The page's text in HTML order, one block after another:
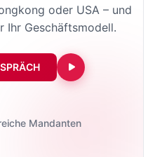
oder USA – und
Ihr Geschäftsmodell.
Mandanten